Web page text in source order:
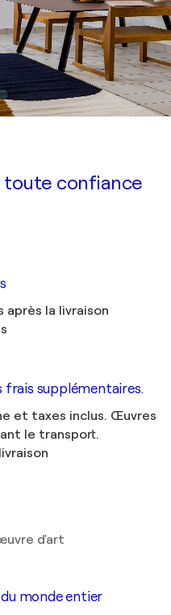
toute confiance
après la livraison
frais supplémentaires.
et taxes inclus. Œuvres
le transport.
d'art
monde entier